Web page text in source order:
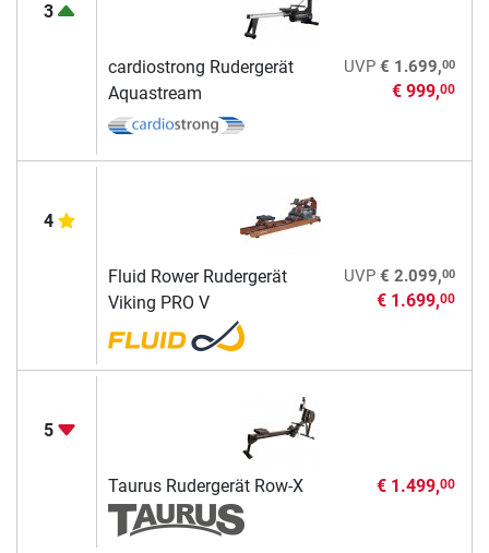
3
cardiostrong Rudergerät
Aquastream
UVP € 1.699,00
€ 999,00
4
Fluid Rower Rudergerät
Viking PRO V
UVP € 2.099,00
€ 1.699,00
5
Taurus Rudergerät Row-X € 1.499,00